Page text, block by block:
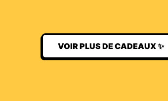
VOIR PLUS DE CADEAUX ✨